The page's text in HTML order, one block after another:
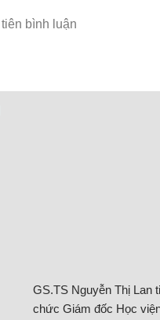
GS.TS Nguyễn Thị Lan
chức Giám đốc Học